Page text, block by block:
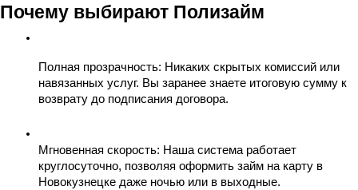
Почему выбирают Полизайм
Полная прозрачность: Никаких скрытых комиссий или
навязанных услуг. Вы заранее знаете итоговую сумму к
возврату до подписания договора.
Мгновенная скорость: Наша система работает
круглосуточно, позволяя оформить займ на карту в
Новокузнецке даже ночью или в выходные.